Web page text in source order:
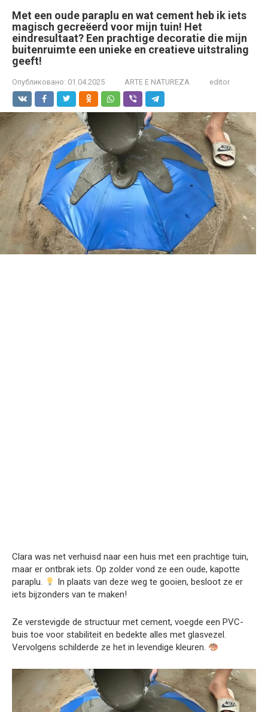
Met een oude paraplu en wat cement heb ik iets
magisch gecreëerd voor mijn tuin! Het
eindresultaat? Een prachtige decoratie die mijn
buitenruimte een unieke en creatieve uitstraling
geeft!
Опубликовано: 01.04.2025 ARTE E NATUREZA editor
Clara was net verhuisd naar een huis met een prachtige tuin,
maar er ontbrak iets. Op zolder vond ze een oude, kapotte
paraplu.
In plaats van deze weg te gooien, besloot ze er
iets bijzonders van te maken!
Ze verstevigde de structuur met cement, voegde een PVC-
buis toe voor stabiliteit en bedekte alles met glasvezel.
Vervolgens schilderde ze het in levendige kleuren.